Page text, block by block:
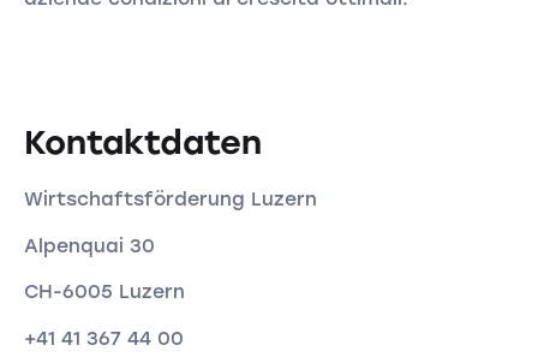
Kontaktdaten
Wirtschaftsförderung Luzern
Alpenquai 30
CH-6005 Luzern
+41 41 367 44 00